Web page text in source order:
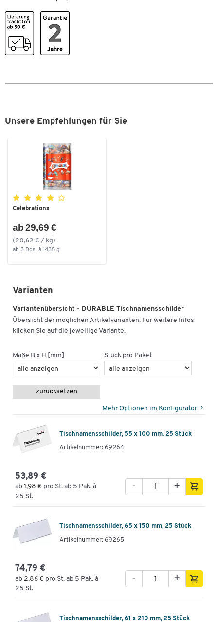
Breite [mm]
Unsere Empfehlungen für Sie
Celebrations
ab 29,69 €
(20,62 € / kg)
ab 3 Dos. à 1435 g
Varianten
Variantenübersicht - DURABLE Tischnamensschilder
Übersicht der möglichen Artikelvarianten. Für weitere Infos
klicken Sie auf die jeweilige Variante.
Maße B x H [mm] Stück pro Paket
zurücksetzen
Mehr Optionen im Konfigurator
Tischnamensschilder, 55 x 100 mm, 25 Stück
Artikelnummer: 69264
53,89 €
ab 1,98 € pro St. ab 5 Pak. à
25 St.
+
-
Tischnamensschilder, 65 x 150 mm, 25 Stück
Artikelnummer: 69265
74,79 €
ab 2,86 € pro St. ab 5 Pak. à
25 St.
+
-
Tischnamensschilder, 61 x 210 mm, 25 Stück